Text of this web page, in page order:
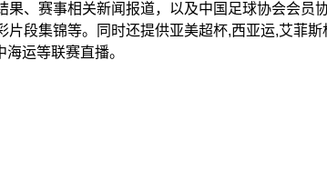
果、赛事相关新闻报道，以及中国足球协会会员
片段集锦等。同时还提供亚美超杯,西亚运,艾菲
运等联赛直播。